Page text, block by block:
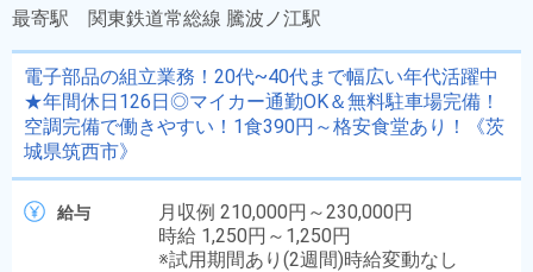
最寄駅 関東鉄道常総線 騰波ノ江駅
電子部品の組立業務！20代~40代まで幅広い年代活躍中
★年間休日126日◎マイカー通勤OK＆無料駐車場完備！
空調完備で働きやすい！1食390円～格安食堂あり！《茨
城県筑西市》
給与
月収例 210,000円～230,000円
時給 1,250円～1,250円
※試用期間あり(2週間)時給変動なし